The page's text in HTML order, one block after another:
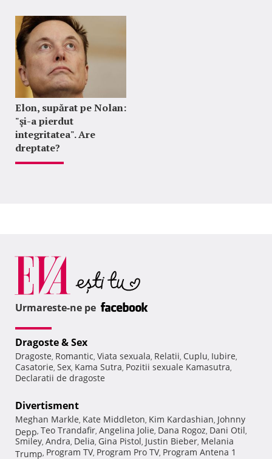
Elon, supărat pe Nolan:
"şi-a pierdut
integritatea". Are
dreptate?
Urmareste-ne pe
Dragoste & Sex
Dragoste, Romantic, Viata sexuala, Relatii, Cuplu, Iubire,
Casatorie, Sex, Kama Sutra, Pozitii sexuale Kamasutra,
Declaratii de dragoste
Divertisment
Meghan Markle, Kate Middleton, Kim Kardashian, Johnny
Depp, Teo Trandafir, Angelina Jolie, Dana Rogoz, Dani Otil,
Smiley, Andra, Delia, Gina Pistol, Justin Bieber, Melania
Trump, Program TV, Program Pro TV, Program Antena 1